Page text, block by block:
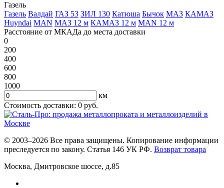
Газель
Газель Валдай ГАЗ 53 ЗИЛ 130 Катюша Бычок МАЗ КАМАЗ
Huyndai MAN МАЗ 12 м КАМАЗ 12 м MAN 12 м
Расстояние от МКАДа до места доставки
0
200
400
600
800
1000
км
Стоимость доставки: 0 руб.
© 2003–2026 Все права защищены. Копирование информации
преследуется по закону. Статья 146 УК РФ. Возврат товара
Москва, Дмитровское шоссе, д.85